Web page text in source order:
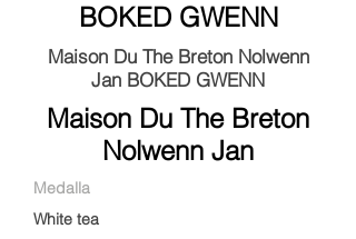
BOKED GWENN
Maison Du The Breton Nolwenn
Jan BOKED GWENN
Maison Du The Breton
Nolwenn Jan
Medalla
White tea